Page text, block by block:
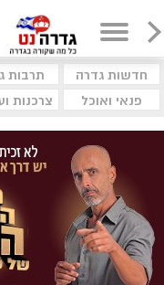
חדשות גדרה תרבות
פנאי ואוכל
צרכנות